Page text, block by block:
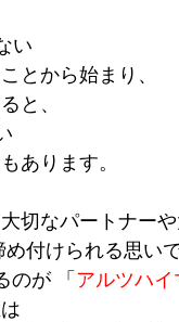
い
とから始まり、
と、
あります。
切なパートナー
付けられる思いで
のが 「 アルツハ